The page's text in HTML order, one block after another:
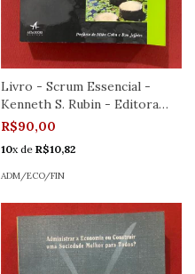
Livro - Scrum Essencial -
Kenneth S. Rubin - Editora
Alta Books - Seminovo
R$90,00
10x de R$10,82
ADM/ECO/FIN